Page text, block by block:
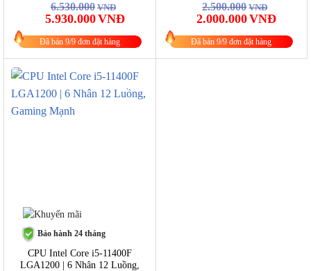
6.530.000 VNĐ
Giá
gốc
là:
6.530.000VNĐ.
5.930.000VNĐGiá
tại
Đã bán 9/9 đơn đặt hàng
2.500.000 VNĐ
Giá
gốc
là:
2.500.000VNĐ.
2.000.000VNĐGiá
tại
Đã bán 9/9 đơn đặt hàng
-38%
Bảo hành 24 tháng
CPU Intel Core i5-11400F
LGA1200 | 6 Nhân 12 Luồng,